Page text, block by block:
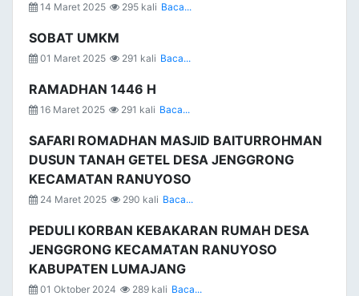
14 Maret 2025 295 kali Baca...
SOBAT UMKM
01 Maret 2025 291 kali Baca...
RAMADHAN 1446 H
16 Maret 2025 291 kali Baca...
SAFARI ROMADHAN MASJID BAITURROHMAN
DUSUN TANAH GETEL DESA JENGGRONG
KECAMATAN RANUYOSO
24 Maret 2025 290 kali Baca...
PEDULI KORBAN KEBAKARAN RUMAH DESA
JENGGRONG KECAMATAN RANUYOSO
KABUPATEN LUMAJANG
01 Oktober 2024 289 kali Baca...